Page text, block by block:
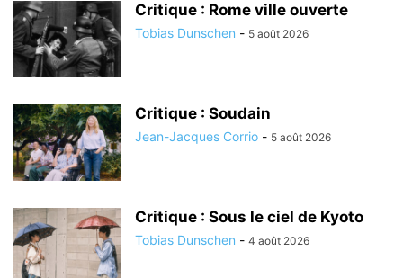
Critique : Rome ville ouverte
Tobias Dunschen - 5 août 2026
Critique : Soudain
Jean-Jacques Corrio - 5 août 2026
Critique : Sous le ciel de Kyoto
Tobias Dunschen - 4 août 2026